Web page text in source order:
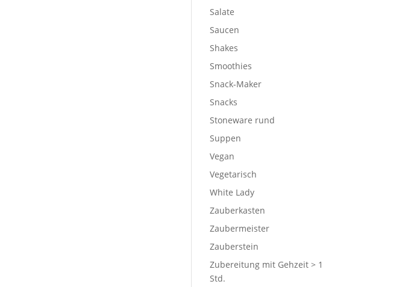
Salate
Saucen
Shakes
Smoothies
Snack-Maker
Snacks
Stoneware rund
Suppen
Vegan
Vegetarisch
White Lady
Zauberkasten
Zaubermeister
Zauberstein
Zubereitung mit Gehzeit > 1
Std.